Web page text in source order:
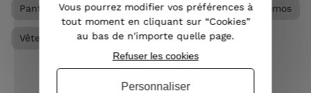
Pantalon femme Pantalon fluide femme Promos
Vêtements femme
Vous pourrez modifier vos préférences à
tout moment en cliquant sur “Cookies”
au bas de n'importe quelle page.
Refuser les cookies
Personnaliser